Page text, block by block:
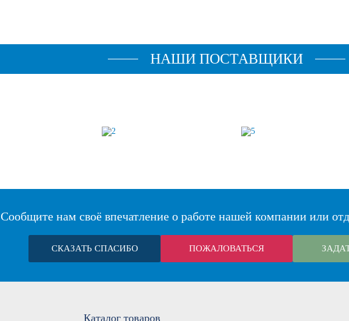
НАШИ ПОСТАВЩИКИ
Сообщите нам своё впечатление о работе нашей компании или
СКАЗАТЬ СПАСИБО ПОЖАЛОВАТЬСЯ
Каталог товаров